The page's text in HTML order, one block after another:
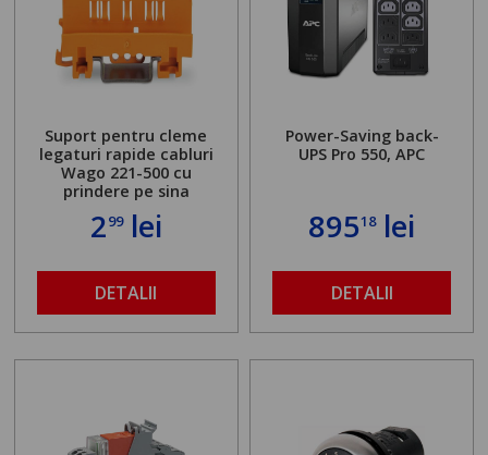
Suport pentru cleme
legaturi rapide cabluri
Wago 221-500 cu
prindere pe sina
299lei
DETALII
Power-Saving back-
UPS Pro 550, APC
89518lei
DETALII